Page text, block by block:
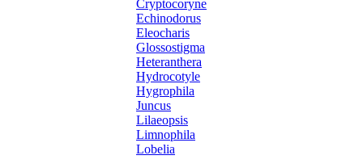
Cryptocoryne
Echinodorus
Eleocharis
Glossostigma
Heteranthera
Hydrocotyle
Hygrophila
Juncus
Lilaeopsis
Limnophila
Lobelia